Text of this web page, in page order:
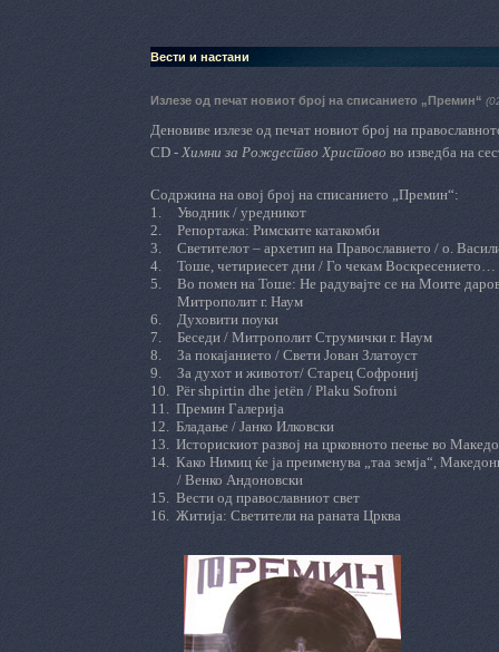
Вести и настани
Излезе од печат новиот број на списанието „Премин“
Деновиве излезе од печат новиот број на
CD -Химни за Рождество Христово во изведба на
Содржина на овој број на списанието „Премин“:
1.
Уводник / уредникот
2.
Репортажа: Римските катакомби
3.
Светителот – архетип на Православието / о.
4.
Тоше, четириесет дни / Го чекам Воскресението…
5.
Во помен на Тоше: Не радувајте се на Моите
Митрополит г. Наум
6.
Духовити поуки
7.
Беседи / Митрополит Струмички г. Наум
8.
За покајанието / Свети Јован Златоуст
9.
За духот и животот/ Старец Софрониј
10. Përshpirtin dhe jetën / Plaku Sofroni
11. Премин Галерија
12. Бладање / Јанко Илковски
13. Историскиот развој на црковното пеење во
14. Како Нимиц ќе ја преименува „таа земја“,
/ Венко Андоновски
15. Вести од православниот свет
16. Житија: Светители на раната Црква